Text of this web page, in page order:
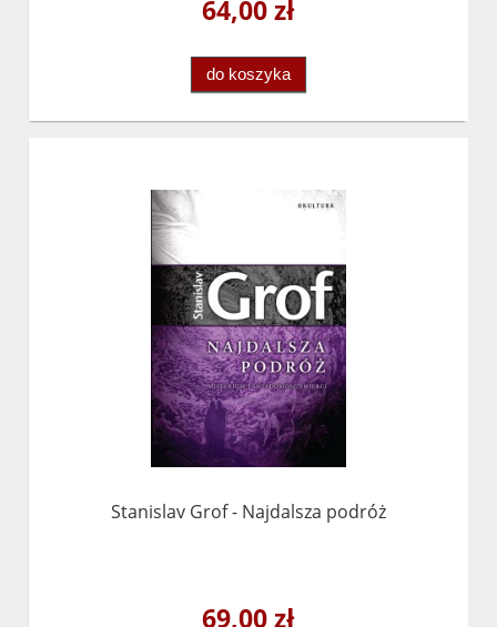
64,00 zł
do koszyka
Stanislav Grof - Najdalsza podróż
69,00 zł